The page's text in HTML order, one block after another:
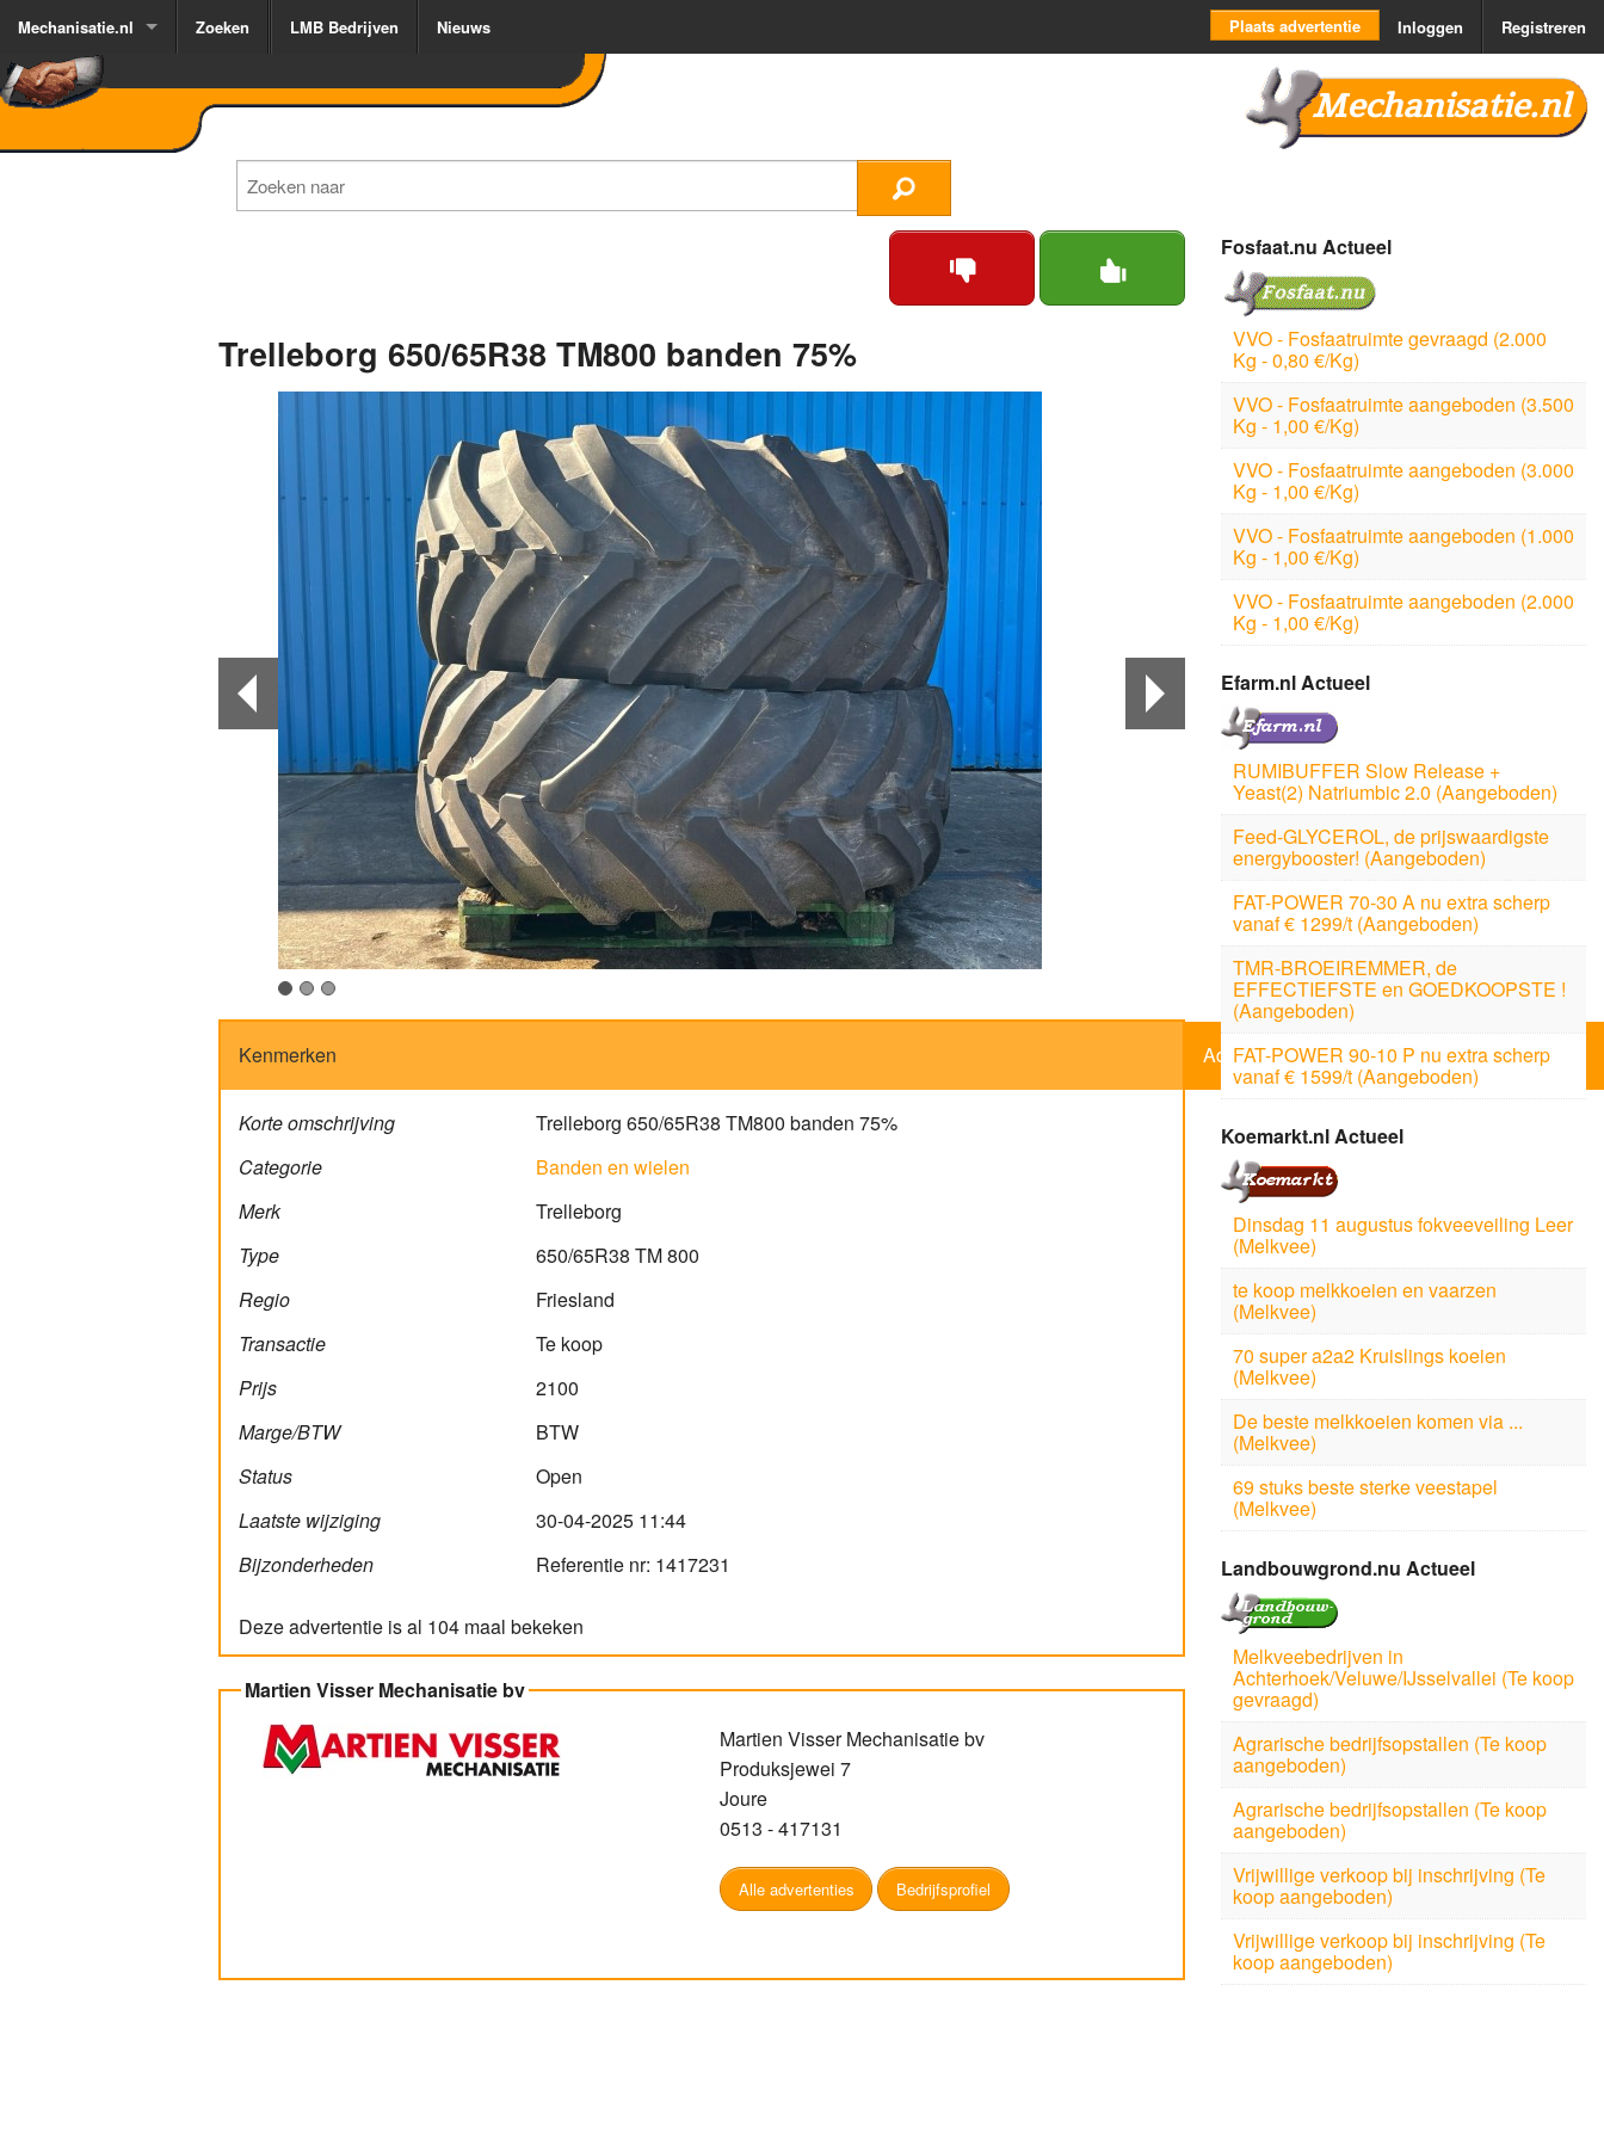
Mechanisatie.nl Zoeken LMB Bedrijven Nieuws Plaats advertentie Inloggen Registreren
Mechanisatie.nl
Trelleborg 650/65R38 TM800 banden 75%
3
Kenmerken
Korte omschrijving
Trelleborg 650/65R38 TM800 banden 75%
Categorie
Banden en wielen
Merk
Trelleborg
Type
650/65R38 TM 800
Regio
Friesland
Transactie
Te koop
Prijs
2100
Marge/BTW
BTW
Status
Open
Laatste wijziging
30-04-2025 11:44
Bijzonderheden
Referentie nr: 1417231
Deze advertentie is al 104 maal bekeken
Adverteerder
Martien Visser Mechanisatie bv
Martien Visser Mechanisatie bv
Produksjewei 7
Joure
0513 - 417131
Alle advertenties Bedrijfsprofiel
Fosfaat.nu Actueel
VVO - Fosfaatruimte gevraagd (2.000
Kg - 0,80 €/Kg)
VVO - Fosfaatruimte aangeboden (3.500
Kg - 1,00 €/Kg)
VVO - Fosfaatruimte aangeboden (3.000
Kg - 1,00 €/Kg)
VVO - Fosfaatruimte aangeboden (1.000
Kg - 1,00 €/Kg)
VVO - Fosfaatruimte aangeboden (2.000
Kg - 1,00 €/Kg)
Efarm.nl Actueel
RUMIBUFFER Slow Release +
Yeast(2) Natriumbic 2.0 (Aangeboden)
Feed-GLYCEROL, de prijswaardigste
energybooster! (Aangeboden)
FAT-POWER 70-30 A nu extra scherp
vanaf € 1299/t (Aangeboden)
TMR-BROEIREMMER, de
EFFECTIEFSTE en GOEDKOOPSTE !
(Aangeboden)
FAT-POWER 90-10 P nu extra scherp
vanaf € 1599/t (Aangeboden)
Koemarkt.nl Actueel
Dinsdag 11 augustus fokveeveiling Leer
(Melkvee)
te koop melkkoeien en vaarzen
(Melkvee)
70 super a2a2 Kruislings koeien
(Melkvee)
De beste melkkoeien komen via ...
(Melkvee)
69 stuks beste sterke veestapel
(Melkvee)
Landbouwgrond.nu Actueel
Melkveebedrijven in
Achterhoek/Veluwe/IJsselvallei (Te koop
gevraagd)
Agrarische bedrijfsopstallen (Te koop
aangeboden)
Agrarische bedrijfsopstallen (Te koop
aangeboden)
Vrijwillige verkoop bij inschrijving (Te
koop aangeboden)
Vrijwillige verkoop bij inschrijving (Te
koop aangeboden)